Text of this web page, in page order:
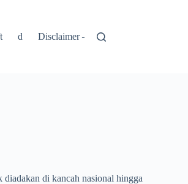
d Disclaimer – Penolakan
di kancah nasional hingga